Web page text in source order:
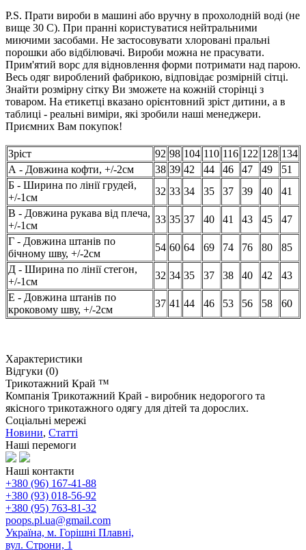
P.S. Прати вироби в машині або вручну в прохолодній воді (не
вище 30 С). При пранні користуватися нейтральними
миючими засобами. Не застосовувати хлоровані пральні
порошки або відбілювачі. Вироби можна не прасувати.
Прим'ятий ворс для відновлення форми потримати над парою.
Весь одяг вироблений фабрикою, відповідає розмірній сітці.
Знайти розмірну сітку Ви зможете на кожній сторінці з
товаром. На етикетці вказано орієнтовний зріст дитини, а в
таблиці - реальні виміри, які зробили наші менеджери.
Приємних Вам покупок!
Зріст 92 98 104 110 116 122 128 134
А - Довжина кофти, +/-2см
38 39 42 44 46 47 49
51
Б - Ширина по лінії грудей,
+/-1см
32 33 34 35 37 39 40
41
В - Довжина рукава від плеча,
+/-1см
33 35 37 40 41 43 45
47
Г - Довжина штанів по
бічному шву, +/-2см
54 60 64 69 74 76 80
85
Д - Ширина по лінії стегон,
+/-1см
32 34 35 37 38 40 42
43
Е - Довжина штанів по
кроковому шву, +/-2см
37 41 44 46 53 56 58 60
Характеристики
Відгуки (0)
Трикотажний Край ™
Компанія Трикотажний Край - виробник недорогого та
якісного трикотажного одягу для дітей та дорослих.
Соціальні мережі
Новини, Статті
Наші перемоги
Наші контакти
+380 (96) 167-41-88
+380 (93) 018-56-92
+380 (95) 763-81-32
poops.pl.ua@gmail.com
Україна, м. Горішні Плавні,
вул. Строни, 1